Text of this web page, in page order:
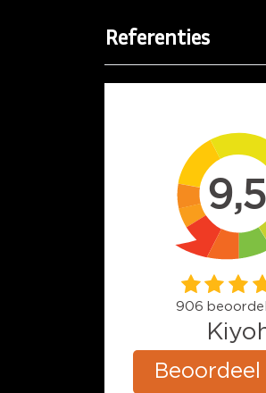
Referenties